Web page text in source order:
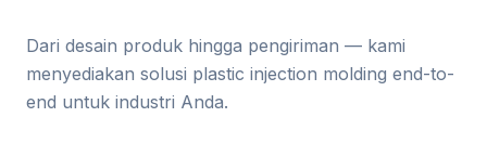
Dari desain produk hingga pengiriman — kami
menyediakan solusi plastic injection molding end-to-
end untuk industri Anda.